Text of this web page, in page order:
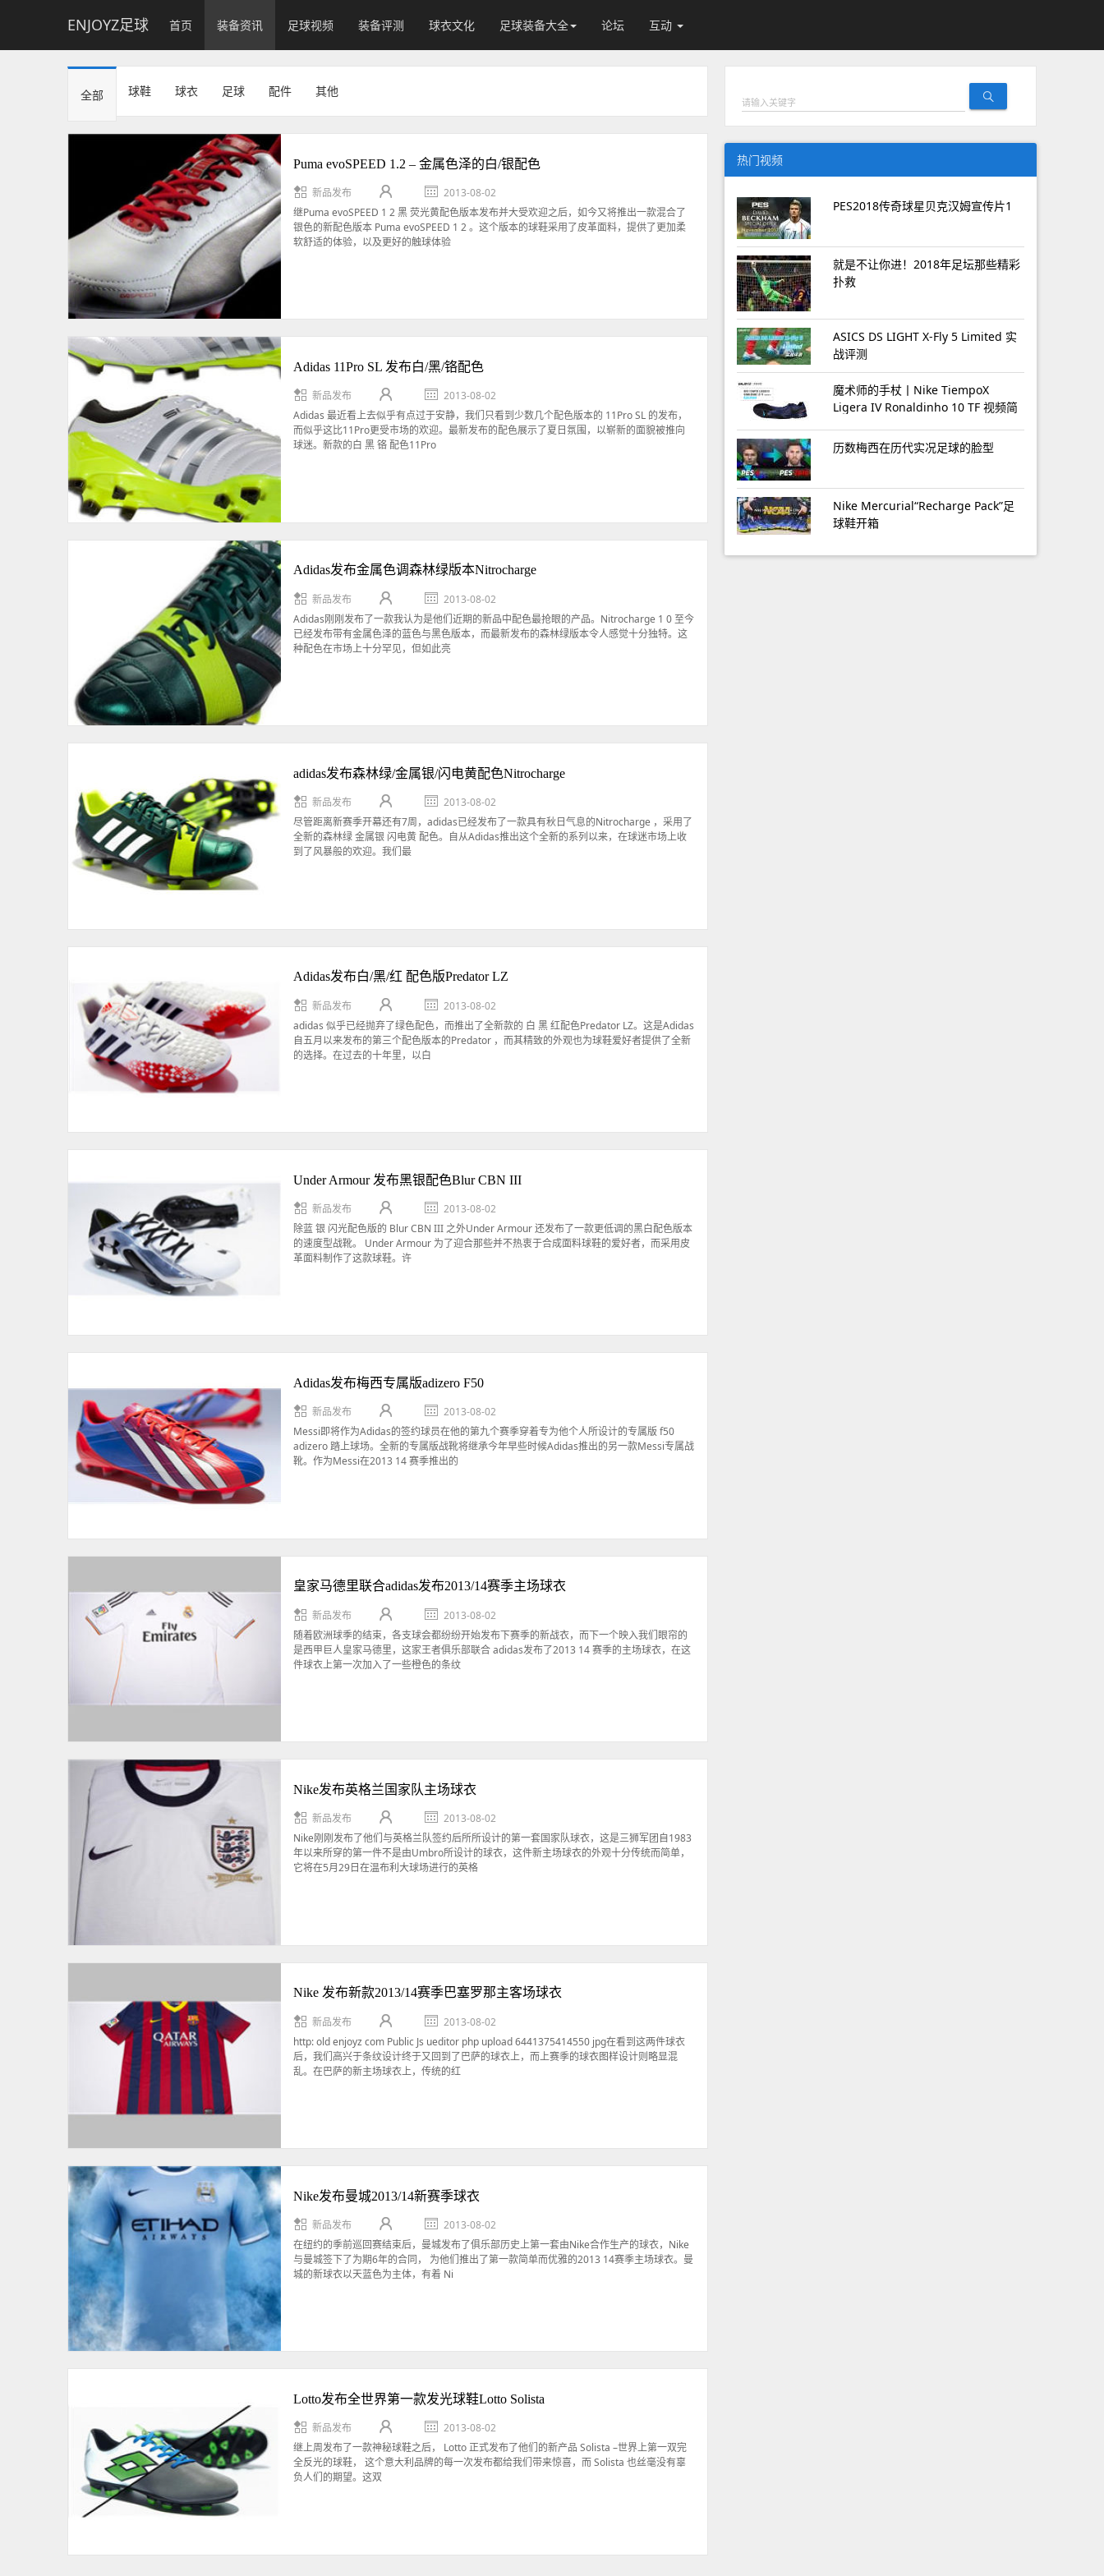
ENJOYZ足球 首页 装备资讯 足球视频 装备评测 球衣文化 足球装备大全 论坛 互动
全部 球鞋 球衣 足球 配件 其他
Puma evoSPEED 1.2 – 金属色泽的白/银配色
新品发布
2013-08-02
继Puma evoSPEED 1 2 黑 荧光黄配色版本发布并大受欢迎之后，如今又将推出一款混合了
银色的新配色版本 Puma evoSPEED 1 2 。这个版本的球鞋采用了皮革面料，提供了更加柔
软舒适的体验，以及更好的触球体验
Adidas 11Pro SL 发布白/黑/铬配色
新品发布
2013-08-02
Adidas 最近看上去似乎有点过于安静，我们只看到少数几个配色版本的 11Pro SL 的发布，
而似乎这比11Pro更受市场的欢迎。最新发布的配色展示了夏日氛围，以崭新的面貌被推向
球迷。新款的白 黑 铬 配色11Pro
Adidas发布金属色调森林绿版本Nitrocharge
新品发布
2013-08-02
Adidas刚刚发布了一款我认为是他们近期的新品中配色最抢眼的产品。Nitrocharge 1 0 至今
已经发布带有金属色泽的蓝色与黑色版本，而最新发布的森林绿版本令人感觉十分独特。这
种配色在市场上十分罕见，但如此亮
adidas发布森林绿/金属银/闪电黄配色Nitrocharge
新品发布
2013-08-02
尽管距离新赛季开幕还有7周，adidas已经发布了一款具有秋日气息的Nitrocharge ，采用了
全新的森林绿 金属银 闪电黄 配色。自从Adidas推出这个全新的系列以来，在球迷市场上收
到了风暴般的欢迎。我们最
Adidas发布白/黑/红 配色版Predator LZ
新品发布
2013-08-02
adidas 似乎已经抛弃了绿色配色，而推出了全新款的 白 黑 红配色Predator LZ。这是Adidas
自五月以来发布的第三个配色版本的Predator ，而其精致的外观也为球鞋爱好者提供了全新
的选择。在过去的十年里，以白
Under Armour 发布黑银配色Blur CBN III
新品发布
2013-08-02
除蓝 银 闪光配色版的 Blur CBN III 之外Under Armour 还发布了一款更低调的黑白配色版本
的速度型战靴。 Under Armour 为了迎合那些并不热衷于合成面料球鞋的爱好者，而采用皮
革面料制作了这款球鞋。许
Adidas发布梅西专属版adizero F50
新品发布
2013-08-02
Messi即将作为Adidas的签约球员在他的第九个赛季穿着专为他个人所设计的专属版 f50
adizero 踏上球场。全新的专属版战靴将继承今年早些时候Adidas推出的另一款Messi专属战
靴。作为Messi在2013 14 赛季推出的
皇家马德里联合adidas发布2013/14赛季主场球衣
新品发布
2013-08-02
随着欧洲球季的结束，各支球会都纷纷开始发布下赛季的新战衣，而下一个映入我们眼帘的
是西甲巨人皇家马德里，这家王者俱乐部联合 adidas发布了2013 14 赛季的主场球衣，在这
件球衣上第一次加入了一些橙色的条纹
Nike发布英格兰国家队主场球衣
新品发布
2013-08-02
Nike刚刚发布了他们与英格兰队签约后所所设计的第一套国家队球衣，这是三狮军团自1983
年以来所穿的第一件不是由Umbro所设计的球衣，这件新主场球衣的外观十分传统而简单，
它将在5月29日在温布利大球场进行的英格
Nike 发布新款2013/14赛季巴塞罗那主客场球衣
新品发布
2013-08-02
http: old enjoyz com Public Js ueditor php upload 6441375414550 jpg在看到这两件球衣
后，我们高兴于条纹设计终于又回到了巴萨的球衣上，而上赛季的球衣图样设计则略显混
乱。在巴萨的新主场球衣上，传统的红
Nike发布曼城2013/14新赛季球衣
新品发布
2013-08-02
在纽约的季前巡回赛结束后，曼城发布了俱乐部历史上第一套由Nike合作生产的球衣，Nike
与曼城签下了为期6年的合同， 为他们推出了第一款简单而优雅的2013 14赛季主场球衣。曼
城的新球衣以天蓝色为主体，有着 Ni
Lotto发布全世界第一款发光球鞋Lotto Solista
新品发布
2013-08-02
继上周发布了一款神秘球鞋之后， Lotto 正式发布了他们的新产品 Solista –世界上第一双完
全反光的球鞋， 这个意大利品牌的每一次发布都给我们带来惊喜，而 Solista 也丝毫没有辜
负人们的期望。这双
热门视频
PES2018传奇球星贝克汉姆宣传片1
就是不让你进！2018年足坛那些精彩
扑救
ASICS DS LIGHT X-Fly 5 Limited 实
战评测
魔术师的手杖丨Nike TiempoX
Ligera IV Ronaldinho 10 TF 视频简
历数梅西在历代实况足球的脸型
Nike Mercurial“Recharge Pack”足
球鞋开箱